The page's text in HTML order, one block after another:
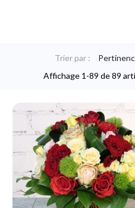
Trier par :
Affichage 1-89 de 89